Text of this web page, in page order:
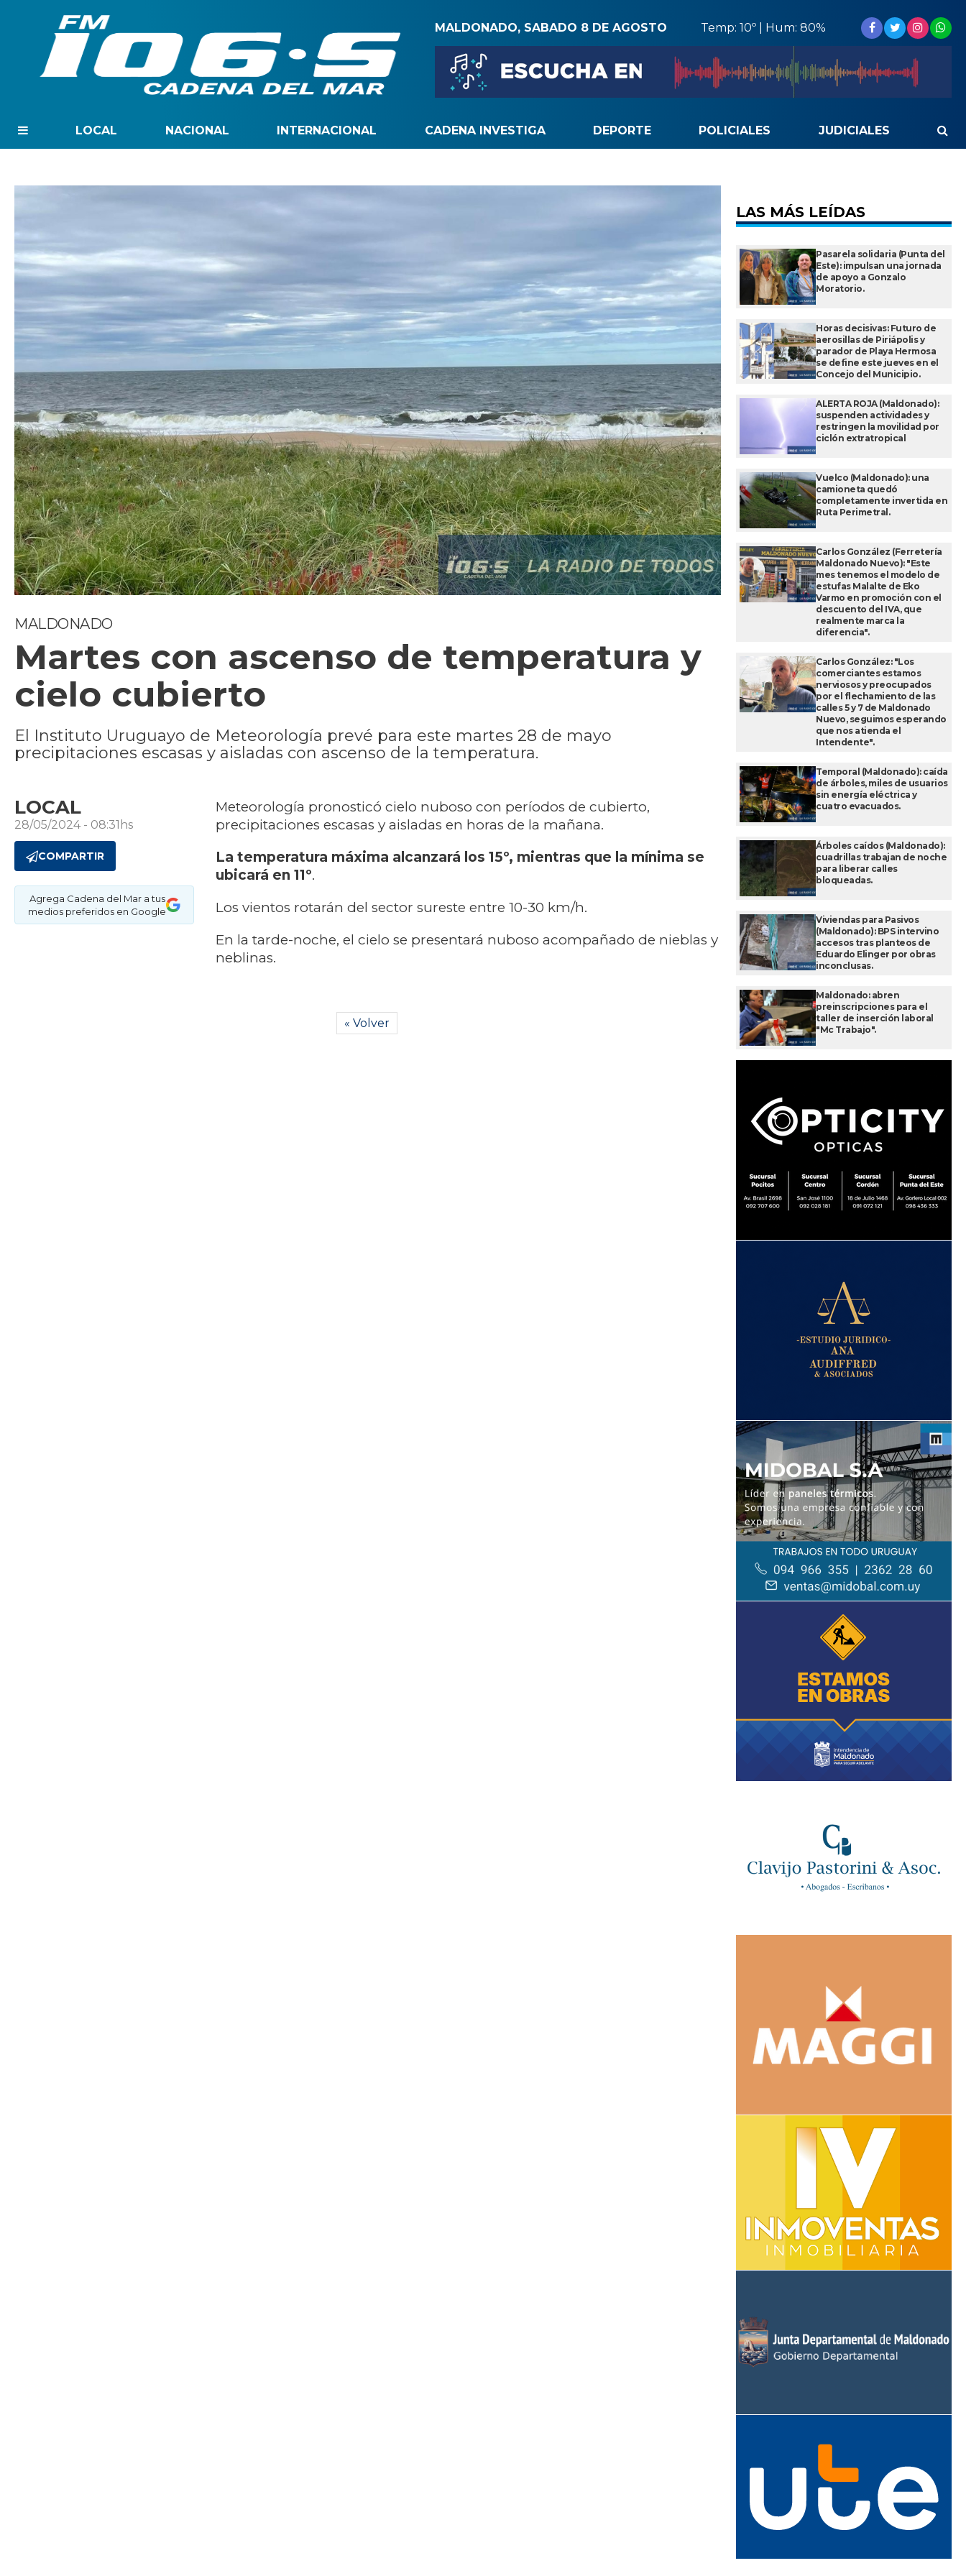
MALDONADO, SABADO 8 DE AGOSTO Temp: 10º | Hum: 80%
LOCAL NACIONAL INTERNACIONAL CADENA INVESTIGA DEPORTE POLICIALES JUDICIALES
MALDONADO
Martes con ascenso de temperatura y
cielo cubierto
El Instituto Uruguayo de Meteorología prevé para este martes 28 de mayo
precipitaciones escasas y aisladas con ascenso de la temperatura.
LOCAL
28/05/2024 - 08:31hs
COMPARTIR
Agrega Cadena del Mar a tus
medios preferidos en Google
Meteorología pronosticó cielo nuboso con períodos de cubierto,
precipitaciones escasas y aisladas en horas de la mañana.
La temperatura máxima alcanzará los 15º, mientras que la mínima se
ubicará en 11º.
Los vientos rotarán del sector sureste entre 10-30 km/h.
En la tarde-noche, el cielo se presentará nuboso acompañado de nieblas y
neblinas.
« Volver
LAS MÁS LEÍDAS
Pasarela solidaria (Punta del
Este): impulsan una jornada
de apoyo a Gonzalo
Moratorio.
Horas decisivas: Futuro de
aerosillas de Piriápolis y
parador de Playa Hermosa
se define este jueves en el
Concejo del Municipio.
ALERTA ROJA (Maldonado):
suspenden actividades y
restringen la movilidad por
ciclón extratropical
Vuelco (Maldonado): una
camioneta quedó
completamente invertida en
Ruta Perimetral.
Carlos González (Ferretería
Maldonado Nuevo): "Este
mes tenemos el modelo de
estufas Malalte de Eko
Varmo en promoción con el
descuento del IVA, que
realmente marca la
diferencia".
Carlos González: "Los
comerciantes estamos
nerviosos y preocupados
por el flechamiento de las
calles 5 y 7 de Maldonado
Nuevo, seguimos esperando
que nos atienda el
Intendente".
Temporal (Maldonado): caída
de árboles, miles de usuarios
sin energía eléctrica y
cuatro evacuados.
Árboles caídos (Maldonado):
cuadrillas trabajan de noche
para liberar calles
bloqueadas.
Viviendas para Pasivos
(Maldonado): BPS intervino
accesos tras planteos de
Eduardo Elinger por obras
inconclusas.
Maldonado: abren
preinscripciones para el
taller de inserción laboral
"Mc Trabajo".